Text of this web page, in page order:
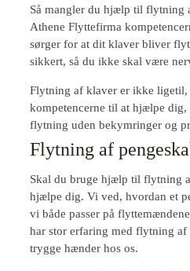
Så mangler du hjælp til flytning
Athene Flyttefirma
sørger for at dit klaver bliver
sikkert, så du ikke skal være
Flytning af klaver er ikke ligetil,
kompetencerne til at hjælpe dig,
flytning uden bekymringer og
Flytning af
Skal du bruge hjælp til flytning
hjælpe dig. Vi ved, hvordan et
vi både passer på
har stor erfaring med flytning af
trygge hænder hos os.